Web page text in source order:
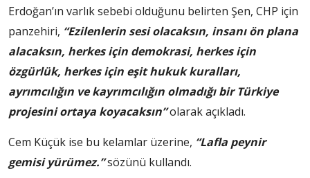
Erdoğan’ın varlık sebebi olduğunu belirten Şen, CHP için
panzehiri, “Ezilenlerin sesi olacaksın, insanı ön plana
alacaksın, herkes için demokrasi, herkes için
özgürlük, herkes için eşit hukuk kuralları,
ayrımcılığın ve kayrımcılığın olmadığı bir Türkiye
projesini ortaya koyacaksın”olarak açıkladı.
Cem Küçük ise bu kelamlar üzerine, “Lafla peynir
gemisi yürümez.”sözünü kullandı.